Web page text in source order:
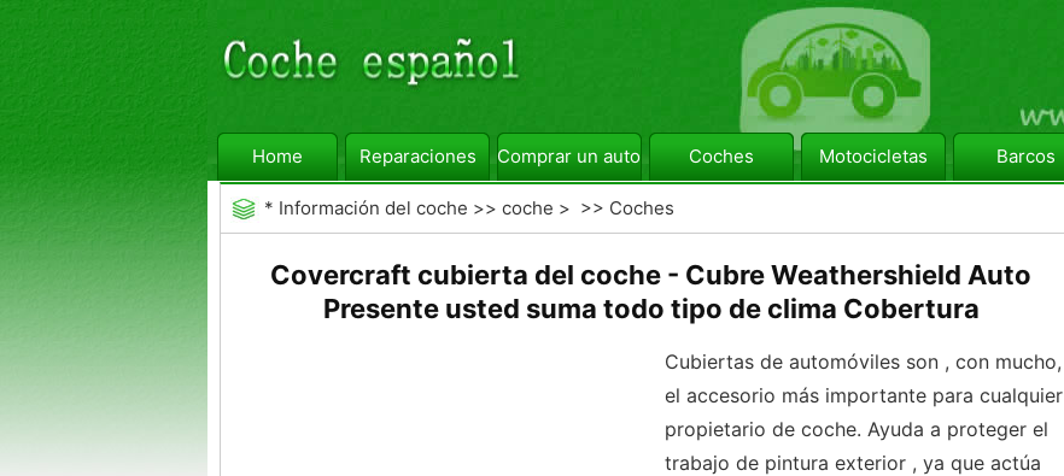
Home Reparaciones Comprar un automóvil Coches Motocicletas Barcos
* Información del coche >> coche > >> Coches
Covercraft cubierta del coche - Cubre Weathershield Auto
Presente usted suma todo tipo de clima Cobertura
Cubiertas de automóviles son , con mucho,
el accesorio más importante para cualquier
propietario de coche. Ayuda a proteger el
trabajo de pintura exterior , ya que actúa